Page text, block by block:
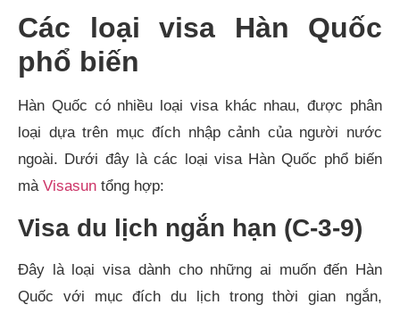
Các loại visa Hàn Quốc
phổ biến
Hàn Quốc có nhiều loại visa khác nhau, được phân
loại dựa trên mục đích nhập cảnh của người nước
ngoài. Dưới đây là các loại visa Hàn Quốc phổ biến
mà Visasun tổng hợp:
Visa du lịch ngắn hạn (C-3-9)
Đây là loại visa dành cho những ai muốn đến Hàn
Quốc với mục đích du lịch trong thời gian ngắn,